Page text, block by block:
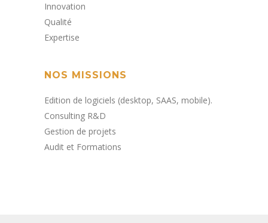
Innovation
Qualité
Expertise
NOS MISSIONS
Edition de logiciels (desktop, SAAS, mobile).​
Consulting R&D
Gestion de projets​
Audit et Formations